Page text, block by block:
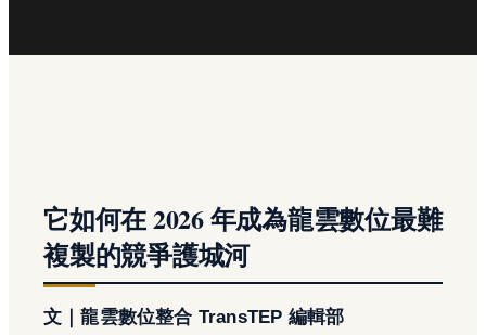
它如何在 2026 年成為龍雲數位最難
複製的競爭護城河
文｜龍雲數位整合 TransTEP 編輯部